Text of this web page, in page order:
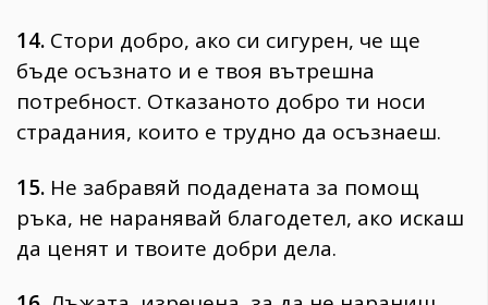
14. Стори добро, ако си сигурен, че ще
бъде осъзнато и е твоя вътрешна
потребност. Отказаното добро ти носи
страдания, които е трудно да осъзнаеш.
15. Не забравяй подадената за помощ
ръка, не наранявай благодетел, ако искаш
да ценят и твоите добри дела.